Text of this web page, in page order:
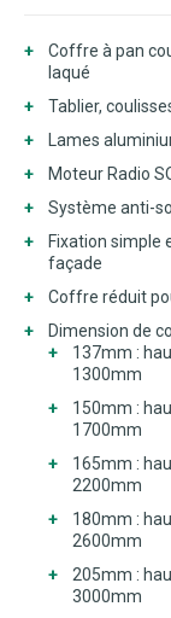
Coffre à pan
laqué
Tablier,
Lames
Moteur Radio
Système anti-
Fixation simple
façade
Coffre réduit
Dimension de
137mm :
1300mm
150mm :
1700mm
165mm :
2200mm
180mm :
2600mm
205mm :
3000mm